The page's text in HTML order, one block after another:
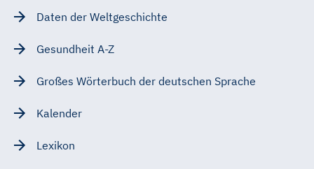
Daten der Weltgeschichte
Gesundheit A-Z
Großes Wörterbuch der deutschen Sprache
Kalender
Lexikon